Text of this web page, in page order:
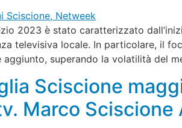
2023 è stato caratterizzato
televisiva locale. In particolare, il
superando la volatilità del
Sciscione
Marco